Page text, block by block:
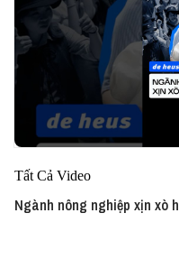
Tất Cả Video
Ngành nông nghiệp xịn xò